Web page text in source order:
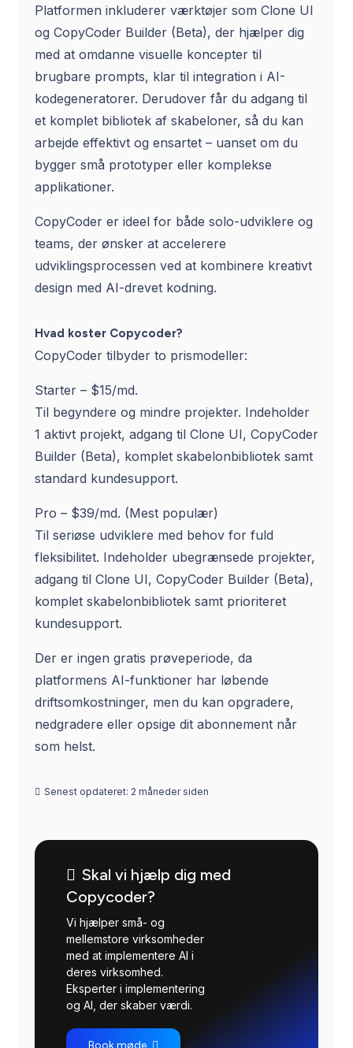
Platformen inkluderer værktøjer som Clone UI
og CopyCoder Builder (Beta), der hjælper dig
med at omdanne visuelle koncepter til
brugbare prompts, klar til integration i AI-
kodegeneratorer. Derudover får du adgang til
et komplet bibliotek af skabeloner, så du kan
arbejde effektivt og ensartet – uanset om du
bygger små prototyper eller komplekse
applikationer.
CopyCoder er ideel for både solo-udviklere og
teams, der ønsker at accelerere
udviklingsprocessen ved at kombinere kreativt
design med AI-drevet kodning.
Hvad koster Copycoder?
CopyCoder tilbyder to prismodeller:
Starter – $15/md.
Til begyndere og mindre projekter. Indeholder
1 aktivt projekt, adgang til Clone UI, CopyCoder
Builder (Beta), komplet skabelonbibliotek samt
standard kundesupport.
Pro – $39/md. (Mest populær)
Til seriøse udviklere med behov for fuld
fleksibilitet. Indeholder ubegrænsede projekter,
adgang til Clone UI, CopyCoder Builder (Beta),
komplet skabelonbibliotek samt prioriteret
kundesupport.
Der er ingen gratis prøveperiode, da
platformens AI-funktioner har løbende
driftsomkostninger, men du kan opgradere,
nedgradere eller opsige dit abonnement når
som helst.
Senest opdateret: 2 måneder siden
Skal vi hjælp dig med
Copycoder?
Vi hjælper små- og
mellemstore virksomheder
med at implementere AI i
deres virksomhed.
Eksperter i implementering
og AI, der skaber værdi.